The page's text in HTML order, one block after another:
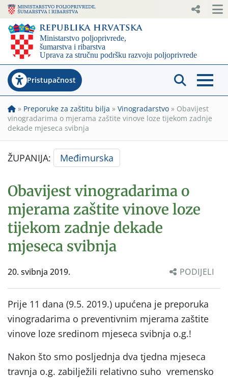
Pristupačnost
» Preporuke za zaštitu bilja » Vinogradarstvo » Obavijest
vinogradarima o mjerama zaštite vinove loze tijekom zadnje
dekade mjeseca svibnja
ŽUPANIJA: Međimurska
Obavijest vinogradarima o
mjerama zaštite vinove loze
tijekom zadnje dekade
mjeseca svibnja
20. svibnja 2019. PODIJELI
Prije 11 dana (9.5. 2019.) upućena je preporuka
vinogradarima o preventivnim mjerama zaštite
vinove loze sredinom mjeseca svibnja o.g.!
Nakon što smo posljednja dva tjedna mjeseca
travnja o.g. zabilježili relativno suho vremensko